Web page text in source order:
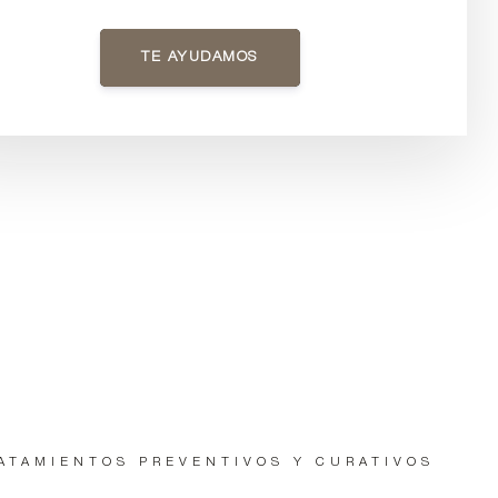
TE AYUDAMOS
PREVENTIVOS Y CURATIVOS